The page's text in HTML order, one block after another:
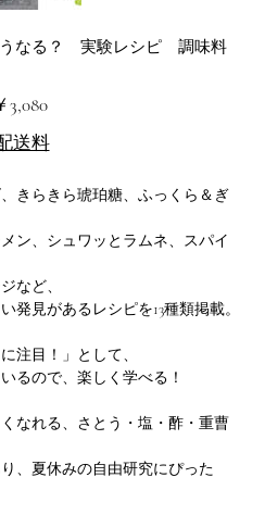
なる？ 実験レシピ 調味料
3,080
送料
きらきら琥珀糖、ふっくら＆ぎ
ン、シュワッとラムネ、スパイ
など、
発見があるレシピを13種類掲載。
注目！」として、
るので、楽しく学べる！
なれる、さとう・塩・酢・重曹
、夏休みの自由研究にぴった